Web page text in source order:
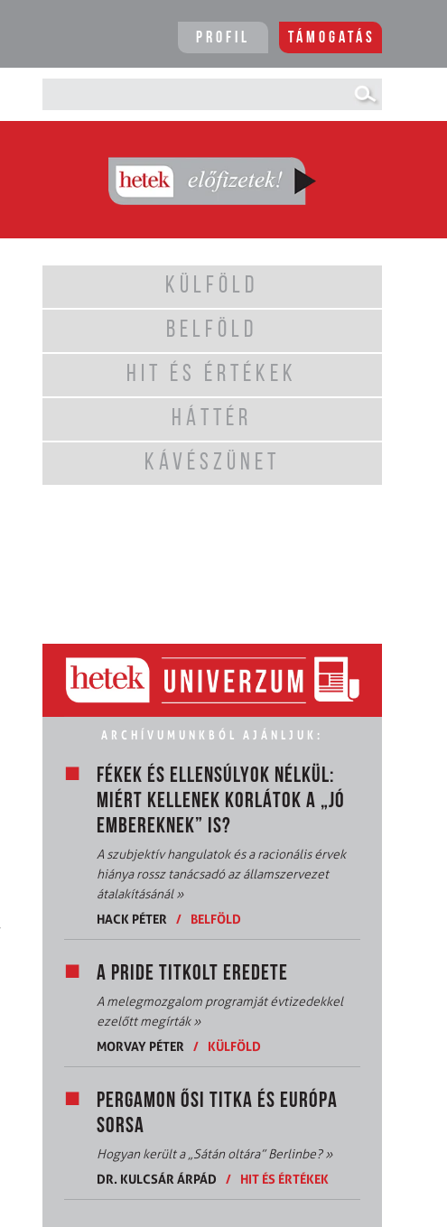
Profil Támogatás
KÜLFÖLD
BELFÖLD
HIT ÉS ÉRTÉKEK
HÁTTÉR
KÁVÉSZÜNET
ARCHÍVUMUNKBÓL AJÁNLJUK:
FÉKEK ÉS ELLENSÚLYOK NÉLKÜL:
MIÉRT KELLENEK KORLÁTOK A „JÓ
EMBEREKNEK” IS?
A szubjektív hangulatok és a racionális érvek
hiánya rossz tanácsadó az államszervezet
átalakításánál»
HACK PÉTER
/ BELFÖLD
A PRIDE TITKOLT EREDETE
A melegmozgalom programját évtizedekkel
ezelőtt megírták»
MORVAY PÉTER
/ KÜLFÖLD
PERGAMON ŐSI TITKA ÉS EURÓPA
SORSA
Hogyan került a „Sátán oltára” Berlinbe?»
DR. KULCSÁR ÁRPÁD
/ HIT ÉS ÉRTÉKEK